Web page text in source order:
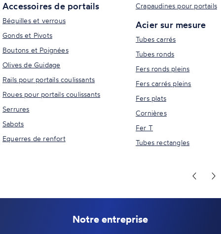
Accessoires de portails
Béquilles et verrous
Gonds et Pivots
Boutons et Poignées
Olives de Guidage
Rails pour portails coulissants
Roues pour portails coulissants
Serrures
Sabots
Equerres de renfort
Crapaudines pour portails
Acier sur mesure
Tubes carrés
Tubes ronds
Fers ronds pleins
Fers carrés pleins
Fers plats
Cornières
Fer T
Tubes rectangles
Notre entreprise